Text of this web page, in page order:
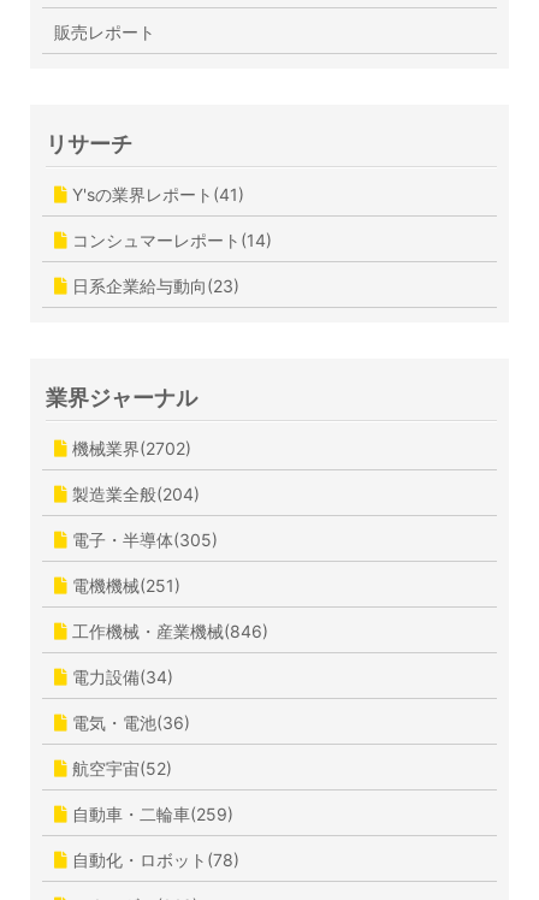
販売レポート
リサーチ
Y'sの業界レポート(41)
コンシュマーレポート(14)
日系企業給与動向(23)
業界ジャーナル
機械業界(2702)
製造業全般(204)
電子・半導体(305)
電機機械(251)
工作機械・産業機械(846)
電力設備(34)
電気・電池(36)
航空宇宙(52)
自動車・二輪車(259)
自動化・ロボット(78)